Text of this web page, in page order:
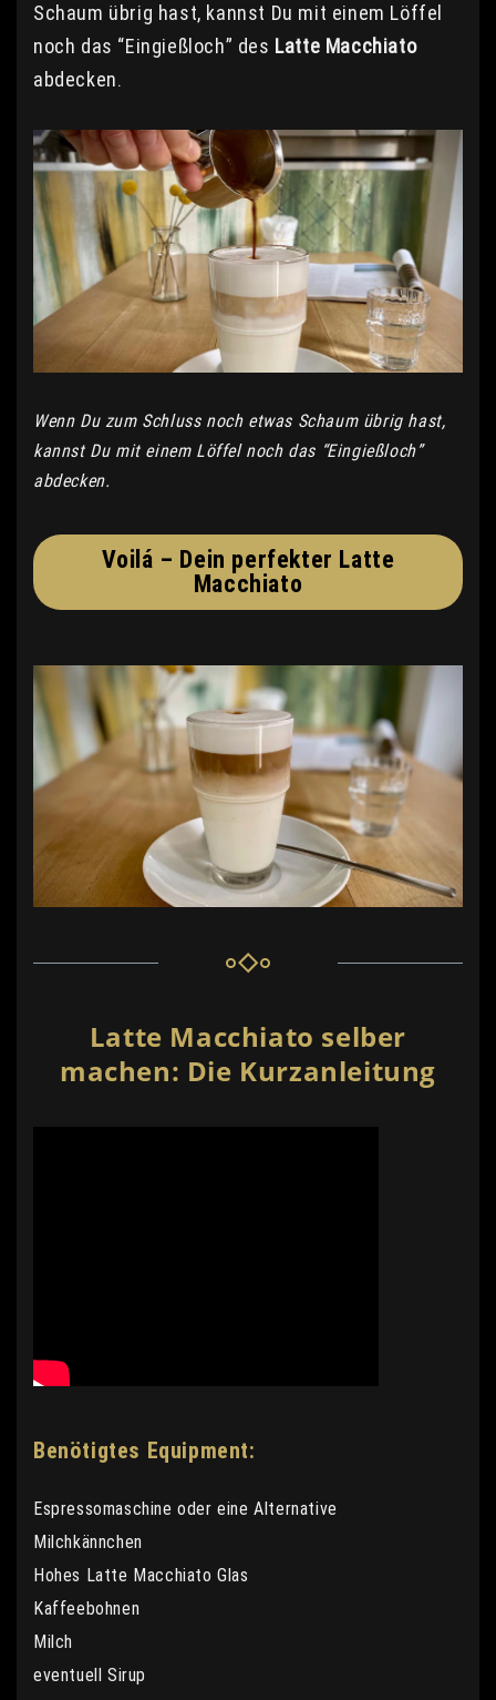
Schaum übrig hast, kannst Du mit einem Löffel
noch das “Eingießloch” des Latte Macchiato
abdecken.
Wenn Du zum Schluss noch etwas Schaum übrig hast,
kannst Du mit einem Löffel noch das “Eingießloch”
abdecken.
Voilá – Dein perfekter Latte
Macchiato
Latte Macchiato selber
machen: Die Kurzanleitung
Benötigtes Equipment:
Espressomaschine oder eine Alternative
Milchkännchen
Hohes Latte Macchiato Glas
Kaffeebohnen
Milch
eventuell Sirup